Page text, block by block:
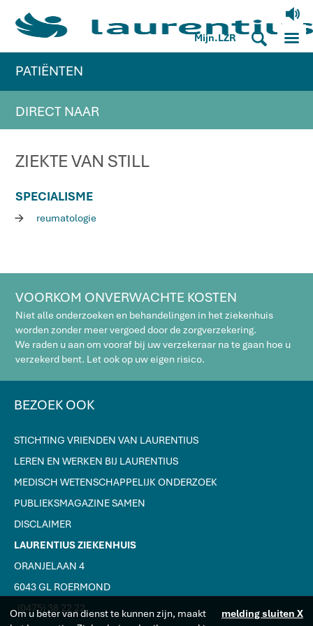
V
Mijn.LZR S M
PATIËNTEN
DIRECT NAAR
ZIEKTE VAN STILL
SPECIALISME
R reumatologie
VOORKOM ONVERWACHTE KOSTEN
Niet alle onderzoeken en behandelingen in het ziekenhuis
worden zonder meer vergoed door de zorgverzekering.
We raden u aan om vooraf bij uw verzekeraar na te gaan hoe u
verzekerd bent. Let ook op uw eigen risico.
BEZOEK OOK
STICHTING VRIENDEN VAN LAURENTIUS
LEREN EN WERKEN BIJ LAURENTIUS
MEDISCH WETENSCHAPPELIJK ONDERZOEK
PUBLIEKSMAGAZINE SAMEN
DISCLAIMER
LAURENTIUS ZIEKENHUIS
ORANJELAAN 4
6043 GL ROERMOND
J(0475) 38 22 22 melding sluiten X
Om u beter van dienst te kunnen zijn, maakt